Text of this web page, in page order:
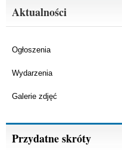
Aktualności
Ogłoszenia
Wydarzenia
Galerie zdjęć
Przydatne skróty